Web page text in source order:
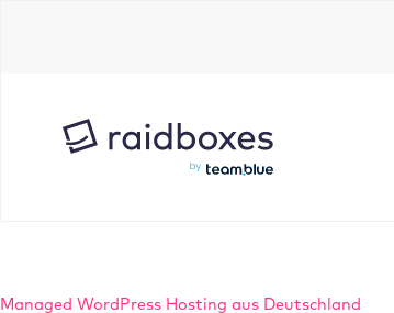
Managed WordPress Hosting aus Deutschland